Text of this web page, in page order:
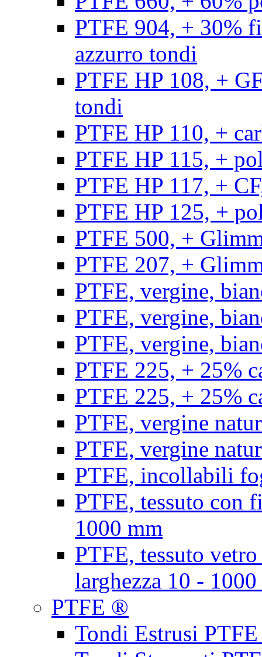
PTFE 904, + 30%
azzurro tondi
PTFE HP 108, +
tondi
PTFE HP 110, +
PTFE HP 115, +
PTFE HP 117, +
PTFE HP 125, +
PTFE 500, +
PTFE 207, +
PTFE, vergine,
PTFE, vergine,
PTFE, vergine,
PTFE 225, + 25%
PTFE 225, + 25%
PTFE, vergine
PTFE, vergine
PTFE, incollabili
PTFE, tessuto con
1000 mm
PTFE, tessuto
larghezza 10 -
PTFE ®
Tondi Estrusi